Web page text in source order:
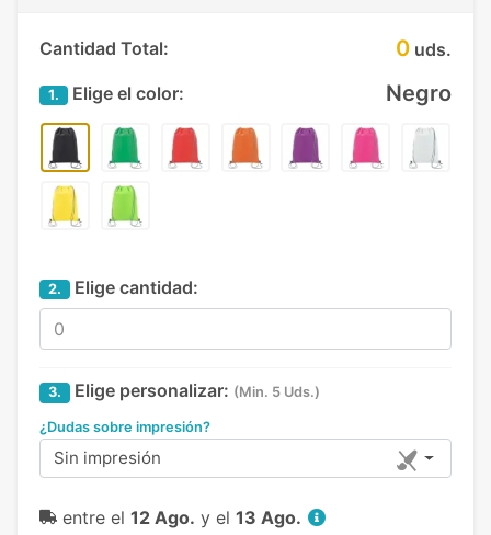
Cantidad Total: 0 uds.
1. Elige el color: Negro
2. Elige cantidad:
3. Elige personalizar: (Min. 5 Uds.)
¿Dudas sobre impresión?
Sin impresión
entre el 12 Ago. y el 13 Ago.